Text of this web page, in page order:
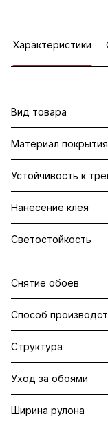
Характеристики
Вид товара
Материал покрытия
Устойчивость к
Нанесение клея
Светостойкость
Снятие обоев
Способ
Структура
Уход за обоями
Ширина рулона